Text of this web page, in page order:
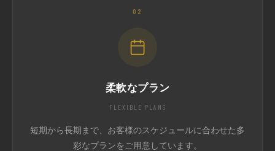
02
柔軟なプラン
FLEXIBLE PLANS
短期から長期まで、お客様のスケジュールに合わせた多
彩なプランをご用意しています。